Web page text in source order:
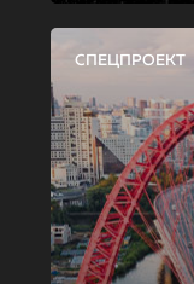
СПЕЦПРОЕКТ